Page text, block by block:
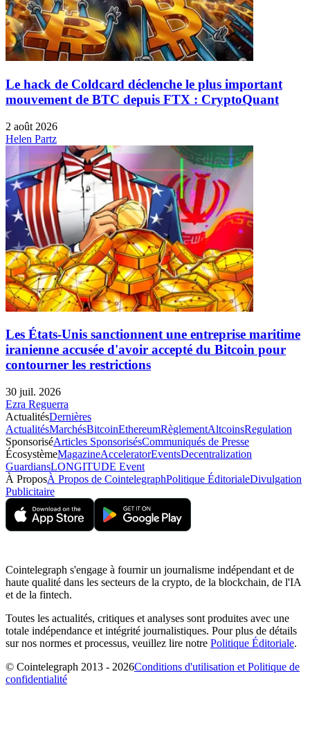
Le hack de Coldcard déclenche le plus important
mouvement de BTC depuis FTX : CryptoQuant
2 août 2026
Helen Partz
Les États-Unis sanctionnent une entreprise maritime
iranienne accusée d'avoir accepté du Bitcoin pour
contourner les restrictions
30 juil. 2026
Ezra Reguerra
ActualitésDernières
ActualitésMarchésBitcoinEthereumRèglementAltcoinsRegulation
SponsoriséArticles SponsorisésCommuniqués de Presse
ÉcosystèmeMagazineAcceleratorEventsDecentralization
GuardiansLONGITUDE Event
À ProposÀ Propos de CointelegraphPolitique ÉditorialeDivulgation
Publicitaire
Cointelegraph s'engage à fournir un journalisme indépendant et de
haute qualité dans les secteurs de la crypto, de la blockchain, de l'IA
et de la fintech.
Toutes les actualités, critiques et analyses sont produites avec une
totale indépendance et intégrité journalistiques. Pour plus de détails
sur nos normes et processus, veuillez lire notre Politique Éditoriale.
© Cointelegraph 2013 - 2026Conditions d'utilisation et Politique de
confidentialité